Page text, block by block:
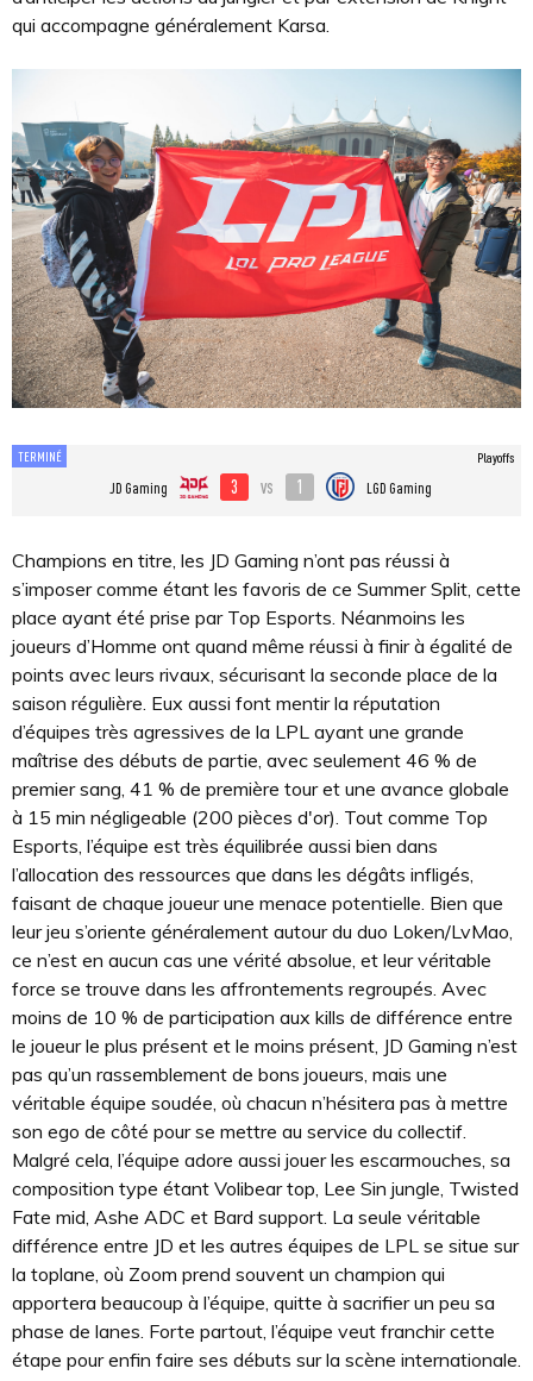
qui accompagne généralement Karsa.
TERMINÉ
JD Gaming 3 vs 1 LGD Gaming
Playoffs
Champions en titre, les JD Gaming n’ont pas réussi à
s’imposer comme étant les favoris de ce Summer Split, cette
place ayant été prise par Top Esports. Néanmoins les
joueurs d’Homme ont quand même réussi à finir à égalité de
points avec leurs rivaux, sécurisant la seconde place de la
saison régulière. Eux aussi font mentir la réputation
d’équipes très agressives de la LPL ayant une grande
maîtrise des débuts de partie, avec seulement 46 % de
premier sang, 41 % de première tour et une avance globale
à 15 min négligeable (200 pièces d'or). Tout comme Top
Esports, l’équipe est très équilibrée aussi bien dans
l’allocation des ressources que dans les dégâts infligés,
faisant de chaque joueur une menace potentielle. Bien que
leur jeu s’oriente généralement autour du duo Loken/LvMao,
ce n’est en aucun cas une vérité absolue, et leur véritable
force se trouve dans les affrontements regroupés. Avec
moins de 10 % de participation aux kills de différence entre
le joueur le plus présent et le moins présent, JD Gaming n’est
pas qu’un rassemblement de bons joueurs, mais une
véritable équipe soudée, où chacun n’hésitera pas à mettre
son ego de côté pour se mettre au service du collectif.
Malgré cela, l’équipe adore aussi jouer les escarmouches, sa
composition type étant Volibear top, Lee Sin jungle, Twisted
Fate mid, Ashe ADC et Bard support. La seule véritable
différence entre JD et les autres équipes de LPL se situe sur
la toplane, où Zoom prend souvent un champion qui
apportera beaucoup à l’équipe, quitte à sacrifier un peu sa
phase de lanes. Forte partout, l’équipe veut franchir cette
étape pour enfin faire ses débuts sur la scène internationale.